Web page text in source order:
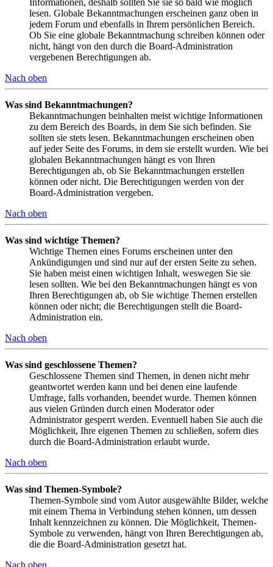
lesen. Globale Bekanntmachungen erscheinen ganz oben in
jedem Forum und ebenfalls in Ihrem persönlichen Bereich.
Ob Sie eine globale Bekanntmachung schreiben können oder
nicht, hängt von den durch die Board-Administration
vergebenen Berechtigungen ab.
Nach oben
Was sind Bekanntmachungen?
Bekanntmachungen beinhalten meist wichtige Informationen
zu dem Bereich des Boards, in dem Sie sich befinden. Sie
sollten sie stets lesen. Bekanntmachungen erscheinen oben
auf jeder Seite des Forums, in dem sie erstellt wurden. Wie bei
globalen Bekanntmachungen hängt es von Ihren
Berechtigungen ab, ob Sie Bekanntmachungen erstellen
können oder nicht. Die Berechtigungen werden von der
Board-Administration vergeben.
Nach oben
Was sind wichtige Themen?
Wichtige Themen eines Forums erscheinen unter den
Ankündigungen und sind nur auf der ersten Seite zu sehen.
Sie haben meist einen wichtigen Inhalt, weswegen Sie sie
lesen sollten. Wie bei den Bekanntmachungen hängt es von
Ihren Berechtigungen ab, ob Sie wichtige Themen erstellen
können oder nicht; die Berechtigungen stellt die Board-
Administration ein.
Nach oben
Was sind geschlossene Themen?
Geschlossene Themen sind Themen, in denen nicht mehr
geantwortet werden kann und bei denen eine laufende
Umfrage, falls vorhanden, beendet wurde. Themen können
aus vielen Gründen durch einen Moderator oder
Administrator gesperrt werden. Eventuell haben Sie auch die
Möglichkeit, Ihre eigenen Themen zu schließen, sofern dies
durch die Board-Administration erlaubt wurde.
Nach oben
Was sind Themen-Symbole?
Themen-Symbole sind vom Autor ausgewählte Bilder, welche
mit einem Thema in Verbindung stehen können, um dessen
Inhalt kennzeichnen zu können. Die Möglichkeit, Themen-
Symbole zu verwenden, hängt von Ihren Berechtigungen ab,
die die Board-Administration gesetzt hat.
Nach oben